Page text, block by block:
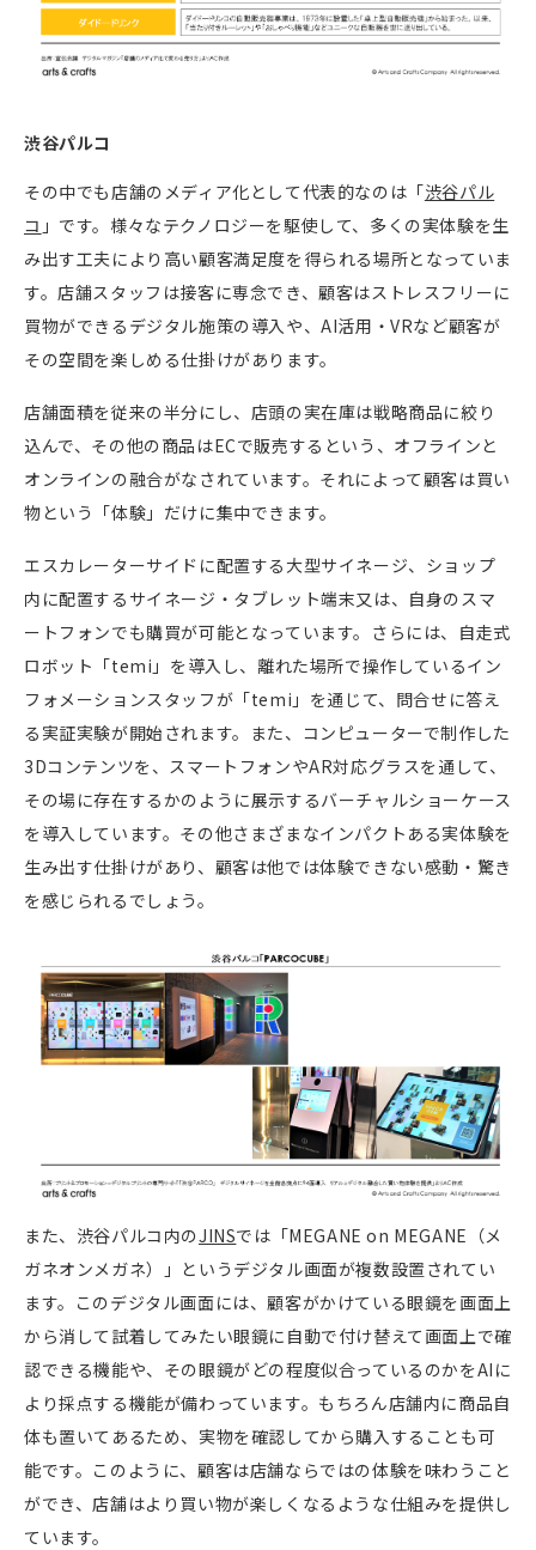
渋谷パルコ
その中でも店舗のメディア化として代表的なのは「渋谷パル
コ 」です。様々なテクノロジーを駆使して、多くの実体験を生
み出す工夫により高い顧客満足度を得られる場所となっていま
す。店舗スタッフは接客に専念でき、顧客はストレスフリーに
買物ができるデジタル施策の導入や、AI活用・VRなど顧客が
その空間を楽しめる仕掛けがあります。
店舗面積を従来の半分にし、店頭の実在庫は戦略商品に絞り
込んで、その他の商品はECで販売するという、オフラインと
オンラインの融合がなされています。それによって顧客は買い
物という「体験」だけに集中できます。
エスカレーターサイドに配置する大型サイネージ、ショップ
内に配置するサイネージ・タブレット端末又は、自身のスマ
ートフォンでも購買が可能となっています。さらには、自走式
ロボット「temi 」を導入し、離れた場所で操作しているイン
フォメーションスタッフが「temi 」を通じて、問合せに答え
る実証実験が開始されます。また、コンピューターで制作した
3Dコンテンツを、スマートフォンやAR対応グラスを通して、
その場に存在するかのように展示するバーチャルショーケース
を導入しています。その他さまざまなインパクトある実体験を
生み出す仕掛けがあり、顧客は他では体験できない感動・驚き
を感じられるでしょう。
また、渋谷パルコ内のJINSでは 「MEGANE on MEGANE（メ
ガネオンメガネ）」というデジタル画面が複数設置されてい
ます。このデジタル画面には、顧客がかけている眼鏡を画面上
から消して試着してみたい眼鏡に自動で付け替えて画面上で確
認できる機能や、その眼鏡がどの程度似合っているのかをAIに
より採点する機能が備わっています。もちろん店舗内に商品自
体も置いてあるため、実物を確認してから購入することも可
能です。このように、顧客は店舗ならではの体験を味わうこと
ができ、店舗はより買い物が楽しくなるような仕組みを提供し
ています。